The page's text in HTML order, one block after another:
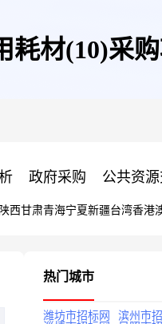
材(10)采
政府采购 公共资
陕西甘肃青海宁夏新疆台湾香港
热门城市
潍坊市招标网
滨州市